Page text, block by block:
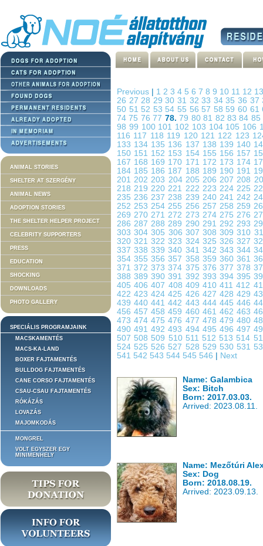
ANIMAL STORIES
SHELTER AT SZERGÉNY
ANIMAL NEWS
ADOPTION STORIES
THE SHELTER HELPER PROJECT
CELEBRITY SUPPORTERS
PRESS
EDUCATION
SHOCKING
DOWNLOADS
PHOTO GALLERY
SPECIÁLIS PROGRAMJAINK
MACSKAMENTÉS
MACS-KA-LAND
BOXER FAJTAMENTÉS
BULLDOG FAJTAMENTÉS
CANE CORSO FAJTAMENTÉS
CSAU-CSAU FAJTAMENTÉS
RÓKÁZÁS
LOVAZÁS
MAJOMKODÁS
MONGREL
VOLT EGYSZER EGY
MINIMENHELY
Previous 1 2 3 4 5 6 7 8 9 10 11 12
26 2728 293031 3233 343536 37
50 51 52 53 54 55 56 57 58 5960 61
7475 7677 78. 79 8081 82 8384 85
98 99 100 101 102 103 104 105 106
116 117 118 119 120 121 122 123
133 134 135 136 137 138 139 140
150 151 152 153 154 155 156 157
167 168 169 170 171 172 173 174
184 185 186 187 188 189 190 191
201202203 204 205 206207208
218219220221 222 223 224 225
235236237238 239 240 241 242
252253254255 256 257 258 259
269270271272 273 274 275 276
286287288289 290 291 292 293
303304305 306 307 308309310
320321322323 324 325 326 327
337338339340 341 342 343 344
354355356357 358 359 360 361
371372373374 375 376 377 378
388389390391 392 393 394 395
405406407 408 409 410411412
422423424425 426 427 428 429
439440441442 443 444 445 446
456457458459 460 461 462 463
473474475476 477 478 479 480
490491492493 494 495 496 497
507 508 509 510 511 512 513 514
524 525 526 527 528 529 530 531
541 542 543 544 545 546 Next
Name: Galambica
Sex: Bitch
Born: 2017.03.03.
Arrived: 2023.08.11.
Name: Mezőtúri
Sex: Dog
Born: 2018.08.19.
Arrived: 2023.09.13.